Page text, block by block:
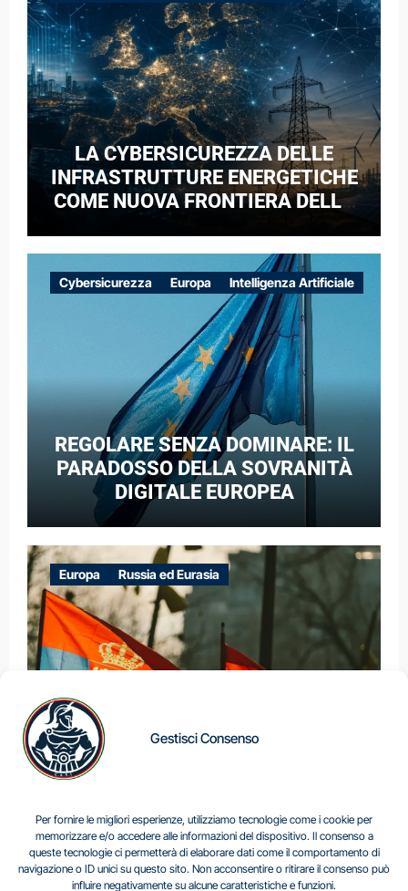
Gestisci Consenso
Per fornire le migliori esperienze, utilizziamo tecnologie come i cookie per
memorizzare e/o accedere alle informazioni del dispositivo. Il consenso a
queste tecnologie ci permetterà di elaborare dati come il comportamento di
navigazione o ID unici su questo sito. Non acconsentire o ritirare il consenso può
influire negativamente su alcune caratteristiche e funzioni.
LA CYBERSICUREZZA DELLE
INFRASTRUTTURE ENERGETICHE
COME NUOVA FRONTIERA DELLA
CASO DELLE RETI ELETTRICHE
EUROPEE NEL CONTESTO DELLA
GUERRA IBRIDA
Cybersicurezza Europa Intelligenza Artificiale
REGOLARE SENZA DOMINARE: IL
PARADOSSO DELLA SOVRANITÀ
DIGITALE EUROPEA
Europa Russia ed Eurasia
Centro Analisi e Studi Italus © Tutti i diritti riservati